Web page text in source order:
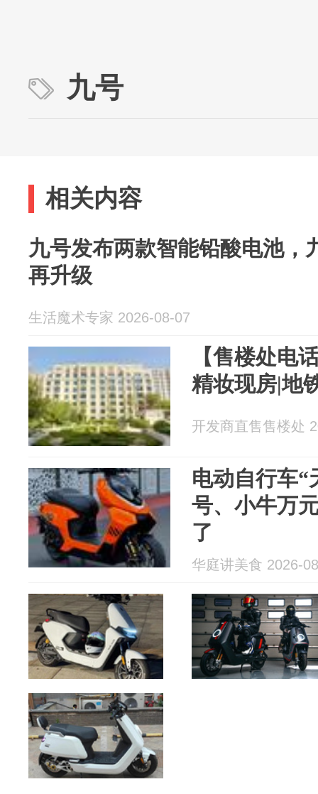
九号
相关内容
九号发布两款智能铅酸电池，
再升级
生活魔术专家 2026-08-07
【售楼处电
精妆现房|地
开发商直售售楼处
电动自行车“
号、小牛万
了
华庭讲美食 2026-